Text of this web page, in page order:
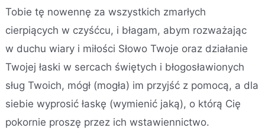
Tobie tę nowennę za wszystkich zmarłych
cierpiących w czyśćcu, i błagam, abym rozważając
w duchu wiary i miłości Słowo Twoje oraz działanie
Twojej łaski w sercach świętych i błogosławionych
sług Twoich, mógł (mogła) im przyjść z pomocą, a dla
siebie wyprosić łaskę (wymienić jaką), o którą Cię
pokornie proszę przez ich wstawiennictwo.